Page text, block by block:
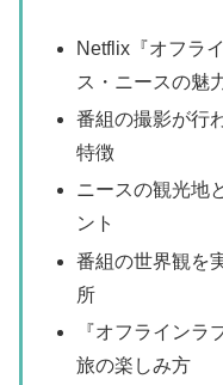
Netflix『オフラ
ス・ニースの魅
番組の撮影が行
特徴
ニースの観光地
ント
番組の世界観を
所
『オフラインラ
旅の楽しみ方